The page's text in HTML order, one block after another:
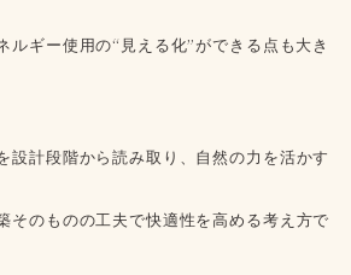
ルギー使用の“見える化”ができる点も大き
設計段階から読み取り、自然の力を活かす
そのものの工夫で快適性を高める考え方で